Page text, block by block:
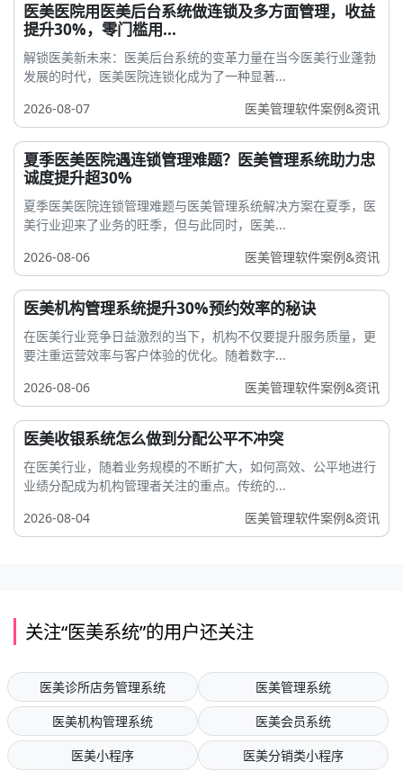
医美医院用医美后台系统做连锁及多方面管理，收益
提升30%，零门槛用...
解锁医美新未来：医美后台系统的变革力量在当今医美行业蓬勃
发展的时代，医美医院连锁化成为了一种显著...
2026-08-07
医美管理软件案例&资讯
夏季医美医院遇连锁管理难题？医美管理系统助力忠
诚度提升超30%
夏季医美医院连锁管理难题与医美管理系统解决方案在夏季，医
美行业迎来了业务的旺季，但与此同时，医美...
2026-08-06
医美管理软件案例&资讯
医美机构管理系统提升30%预约效率的秘诀
在医美行业竞争日益激烈的当下，机构不仅要提升服务质量，更
要注重运营效率与客户体验的优化。随着数字...
2026-08-06
医美管理软件案例&资讯
医美收银系统怎么做到分配公平不冲突
在医美行业，随着业务规模的不断扩大，如何高效、公平地进行
业绩分配成为机构管理者关注的重点。传统的...
2026-08-04
医美管理软件案例&资讯
关注“医美系统”的用户还关注
医美诊所店务管理系统
医美管理系统
医美机构管理系统
医美会员系统
医美小程序
医美分销类小程序